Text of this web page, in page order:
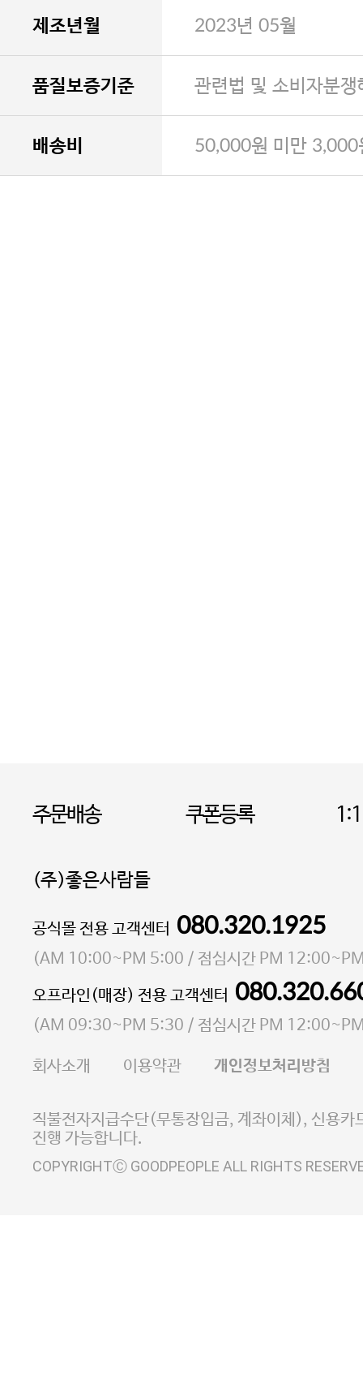
제조년월 2023년 05월
품질보증기준 관련법 및 소비자분
배송비 50,000원 미만 3,000
주문배송 쿠폰등록
(주)좋은사람들
대표 이성현,박영환| 개인정보관리책임자 김상현
소재지 서울특별시 마포구 마포대로4다길 41 마포
통신판매업 신고번호 2023-서울마포-3931호
사업자등록번호 105-81-58242
E-MAIL goodpeople@gpin.co.kr
사업자정보확인
이니시스 에스크로 서비
공식몰 전용 고객센터 080.320.1925
(AM 10:00~PM 5:00 / 점심시간 PM
오프라인(매장) 전용 고객센터
(AM 09:30~PM 5:30 / 점심시간 PM
회사소개 이용약관 개인정보처리방침
직불전자지급수단(무통장입금, 계좌이체), 신용카
진행 가능합니다.
COPYRIGHTⒸ GOODPEOPLE ALL RIGHTS